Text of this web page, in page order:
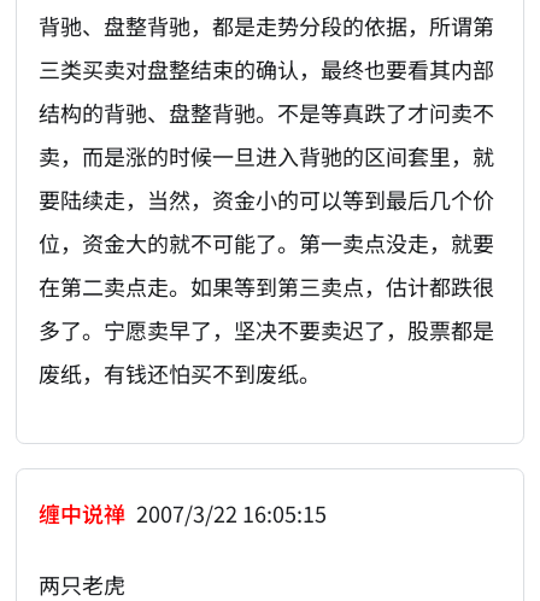
背驰、盘整背驰，都是走势分段的依据，所谓第
三类买卖对盘整结束的确认，最终也要看其内部
结构的背驰、盘整背驰。不是等真跌了才问卖不
卖，而是涨的时候一旦进入背驰的区间套里，就
要陆续走，当然，资金小的可以等到最后几个价
位，资金大的就不可能了。第一卖点没走，就要
在第二卖点走。如果等到第三卖点，估计都跌很
多了。宁愿卖早了，坚决不要卖迟了，股票都是
废纸，有钱还怕买不到废纸。
缠中说禅 2007/3/22 16:05:15
两只老虎